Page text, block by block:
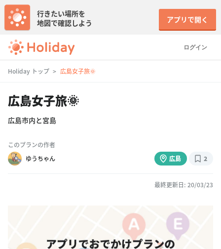
ログイン
行きたい場所を
地図で確認しよう
アプリで開く
Holiday トップ 広島女子旅🌞
広島女子旅🌞
広島市内と宮島
このプランの作者
ゆうちゃん
広島 2
最終更新日: 20/03/23